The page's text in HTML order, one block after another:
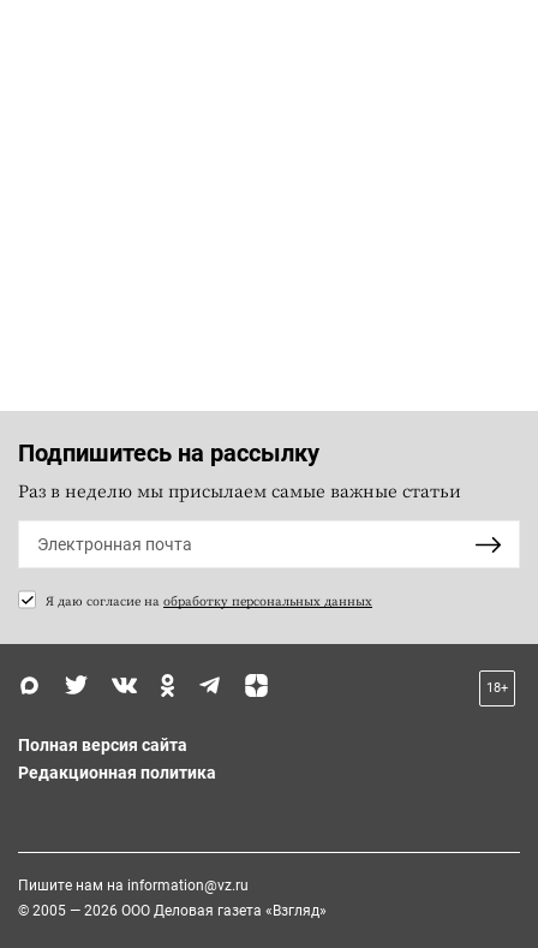
Подпишитесь на рассылку
Раз в неделю мы присылаем самые важные статьи
Я даю согласие на обработку персональных данных
18+
Полная версия сайта
Редакционная политика
Пишите нам на information@vz.ru
© 2005 — 2026 ООО Деловая газета «Взгляд»